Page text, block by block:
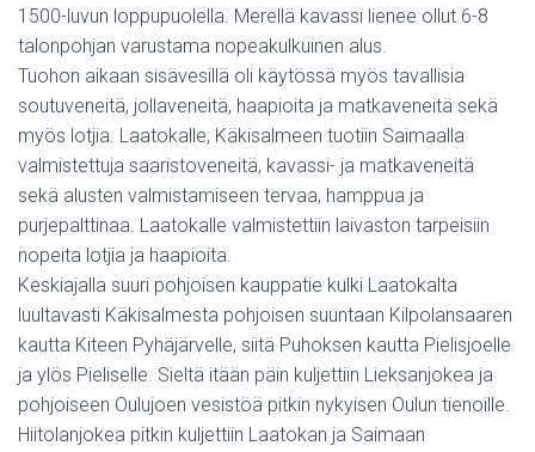
1500-luvun loppupuolella. Merellä kavassi lienee ollut 6-8
talonpohjan varustama nopeakulkuinen alus.
Tuohon aikaan sisävesillä oli käytössä myös tavallisia
soutuveneitä, jollaveneitä, haapioita ja matkaveneitä sekä
myös lotjia. Laatokalle, Käkisalmeen tuotiin Saimaalla
valmistettuja saaristoveneitä, kavassi- ja matkaveneitä
sekä alusten valmistamiseen tervaa, hamppua ja
purjepalttinaa. Laatokalle valmistettiin laivaston tarpeisiin
nopeita lotjia ja haapioita.
Keskiajalla suuri pohjoisen kauppatie kulki Laatokalta
luultavasti Käkisalmesta pohjoisen suuntaan Kilpolansaaren
kautta Kiteen Pyhäjärvelle, siitä Puhoksen kautta Pielisjoelle
ja ylös Pieliselle. Sieltä itään päin kuljettiin Lieksanjokea ja
pohjoiseen Oulujoen vesistöä pitkin nykyisen Oulun tienoille.
Hiitolanjokea pitkin kuljettiin Laatokan ja Saimaan